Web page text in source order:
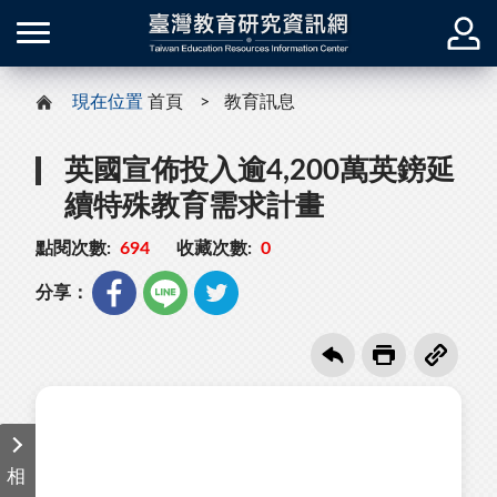
現在位置 首頁 教育訊息
英國宣佈投入逾4,200萬英鎊延
續特殊教育需求計畫
點閱次數: 694 收藏次數: 0
分享：
相